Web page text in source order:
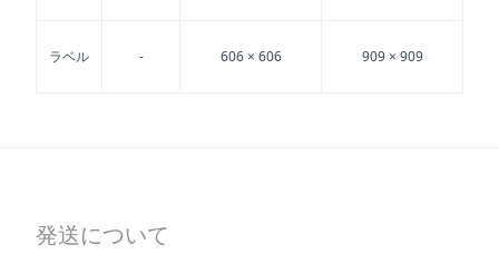
ラベル - 606 × 606 909 × 909
発送について